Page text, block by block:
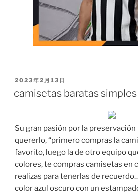
PUBLICADO
2023年2月13日
camisetas baratas simples
Su gran pasión por la preservación
quererlo, “primero compras la
favorito, luego la de otro equipo
colores, te compras camisetas en
realizas para tenerlas de
color azul oscuro con un